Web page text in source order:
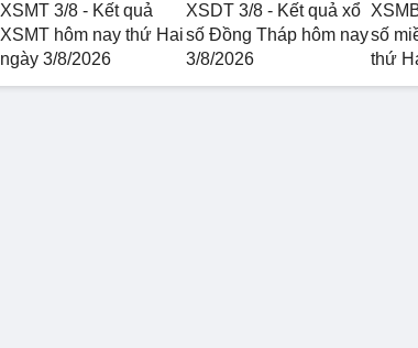
XSMT 3/8 - Kết quả
XSMT hôm nay thứ Hai
ngày 3/8/2026
XSDT 3/8 - Kết quả xổ
số Đồng Tháp hôm nay
3/8/2026
số
thứ